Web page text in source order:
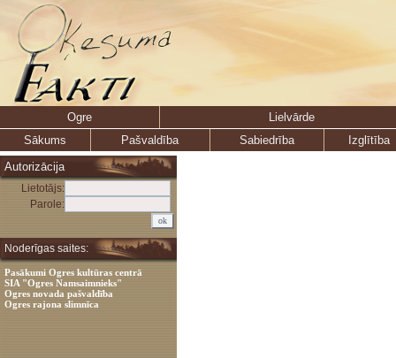
Ogre
Lielvārde
Sākums
Pašvaldība Sabiedrība
Izglītība
Autorizācija
Lietotājs:
Parole:
Noderīgas saites:
Pasākumi Ogres kultūras centrā
SIA "Ogres Namsaimnieks"
Ogres novada pašvaldība
Ogres rajona slimnīca